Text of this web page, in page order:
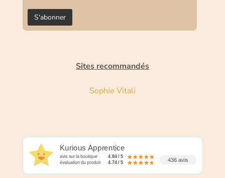
Sites recommandés
Sophie Vitali
Kurious Apprentice
avis sur la boutique 4.84 / 5
évaluation du produit 4.74 / 5 436 avis